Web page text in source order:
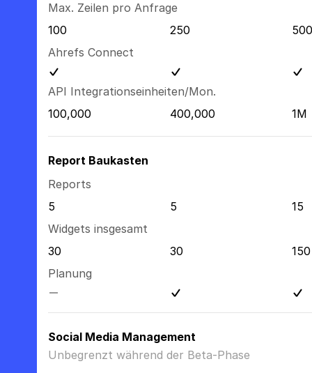
Max. Zeilen pro Anfrage
100
250
500
Ahrefs Connect
API Integrationseinheiten/Mon.
100,000
400,000 1M
Report Baukasten
Reports
5
5
15
Widgets insgesamt
30
30
150
Planung
Social Media Management
Unbegrenzt während der Beta-Phase